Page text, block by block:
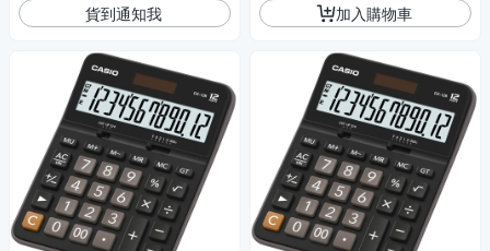
貨到通知我 加入購物車